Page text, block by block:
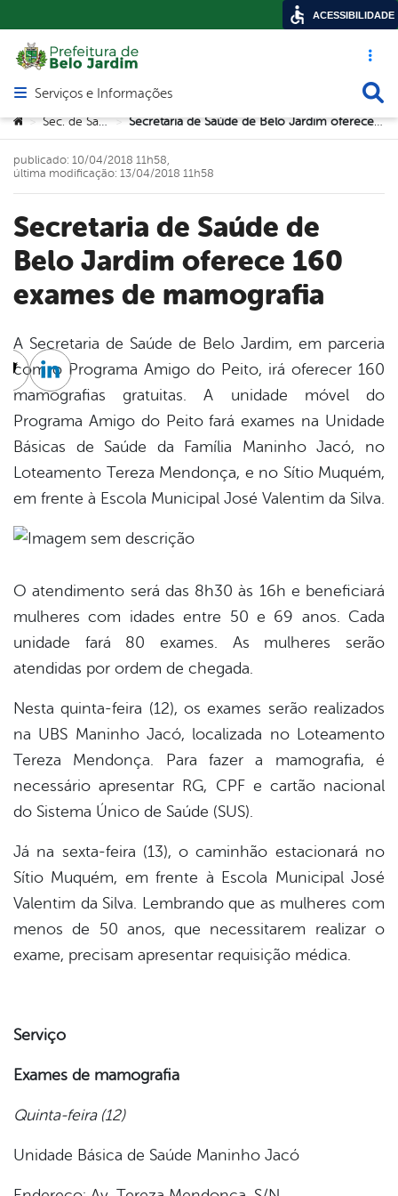
Acesso
Abrir menu principal de navegação
Serviços e Informações
Você está aqui:
> Sec. de Saúde > Secretaria de Saúde de Belo Jardim oferece 160 exames de mamografia
Secretaria de Saúde de
Belo Jardim oferece 160
exames de mamografia
publicado: 10/04/2018 11h58,
última modificação: 13/04/2018 11h58
A Secretaria de Saúde de Belo Jardim, em parceria
com o Programa Amigo do Peito, irá oferecer 160
mamografias gratuitas. A unidade móvel do
Programa Amigo do Peito fará exames na Unidade
Básicas de Saúde da Família Maninho Jacó, no
Loteamento Tereza Mendonça, e no Sítio Muquém,
em frente à Escola Municipal José Valentim da Silva.
O atendimento será das 8h30 às 16h e beneficiará
mulheres com idades entre 50 e 69 anos. Cada
unidade fará 80 exames. As mulheres serão
atendidas por ordem de chegada.
Nesta quinta-feira (12), os exames serão realizados
na UBS Maninho Jacó, localizada no Loteamento
Tereza Mendonça. Para fazer a mamografia, é
necessário apresentar RG, CPF e cartão nacional
do Sistema Único de Saúde (SUS).
Já na sexta-feira (13), o caminhão estacionará no
Sítio Muquém, em frente à Escola Municipal José
Valentim da Silva. Lembrando que as mulheres com
menos de 50 anos, que necessitarem realizar o
exame, precisam apresentar requisição médica.
Serviço
Exames de mamografia
Quinta-feira (12)
Unidade Básica de Saúde Maninho Jacó
Twitter
Linkedin
ACESSIBILIDADE